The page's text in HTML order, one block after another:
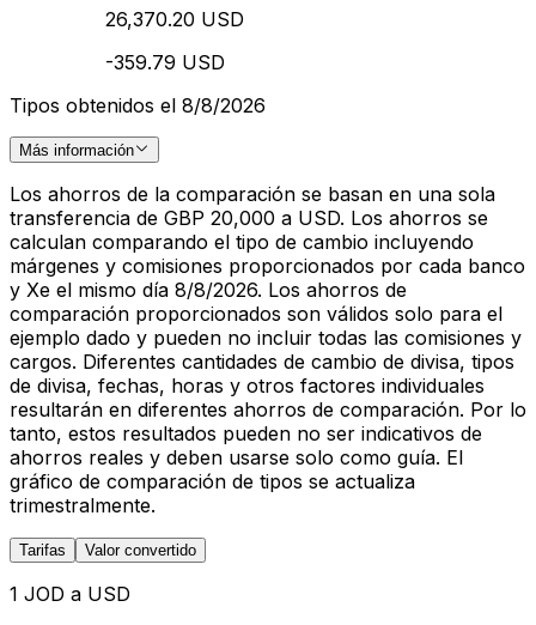
26,370.20 USD
-359.79 USD
Tipos obtenidos el 8/8/2026
Más información
Los ahorros de la comparación se basan en una sola
transferencia de GBP 20,000 a USD. Los ahorros se
calculan comparando el tipo de cambio incluyendo
márgenes y comisiones proporcionados por cada banco
y Xe el mismo día 8/8/2026. Los ahorros de
comparación proporcionados son válidos solo para el
ejemplo dado y pueden no incluir todas las comisiones y
cargos. Diferentes cantidades de cambio de divisa, tipos
de divisa, fechas, horas y otros factores individuales
resultarán en diferentes ahorros de comparación. Por lo
tanto, estos resultados pueden no ser indicativos de
ahorros reales y deben usarse solo como guía. El
gráfico de comparación de tipos se actualiza
trimestralmente.
Tarifas Valor convertido
1 JOD a USD